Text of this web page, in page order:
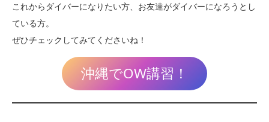
これからダイバーになりたい方、お友達がダイバーになろうとし
ている方。
ぜひチェックしてみてくださいね！
沖縄でOW講習！